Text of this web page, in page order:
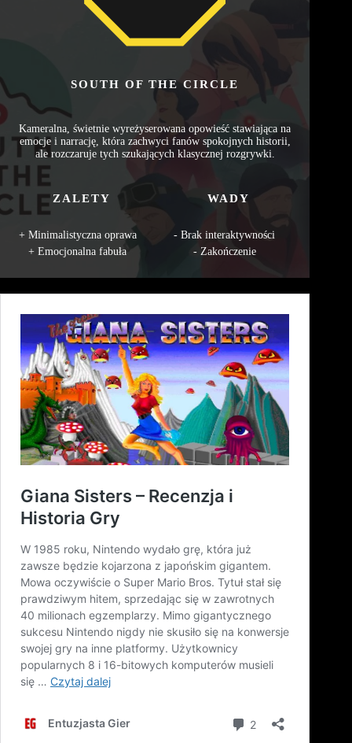
SOUTH OF THE CIRCLE
Kameralna, świetnie wyreżyserowana opowieść stawiająca na
emocje i narrację, która zachwyci fanów spokojnych historii,
ale rozczaruje tych szukających klasycznej rozgrywki.
ZALETY
Minimalistyczna oprawa
Emocjonalna fabuła
WADY
Brak interaktywności
Zakończenie